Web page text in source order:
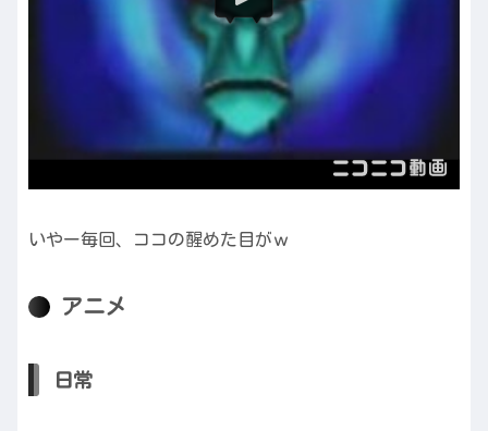
いやー毎回、ココの醒めた目がｗ
アニメ
日常